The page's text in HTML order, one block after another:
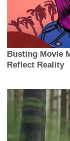
Busting Movie
Reflect Reality